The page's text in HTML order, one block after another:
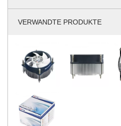
VERWANDTE PRODUKTE